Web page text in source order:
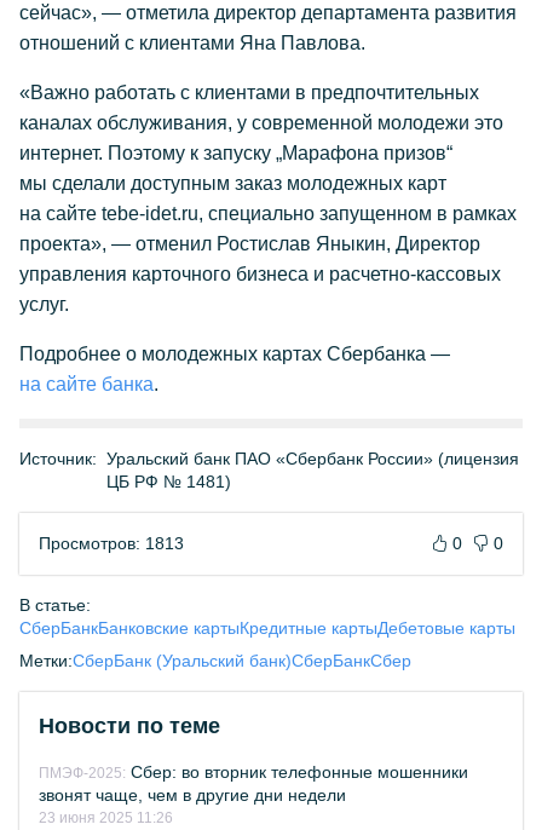
сейчас», — отметила директор департамента развития
отношений с клиентами Яна Павлова.
«Важно работать с клиентами в предпочтительных
каналах обслуживания, у современной молодежи это
интернет. Поэтому к запуску „Марафона призов“
мы сделали доступным заказ молодежных карт
на сайте tebe-idet.ru, специально запущенном в рамках
проекта», — отменил Ростислав Яныкин, Директор
управления карточного бизнеса и расчетно-кассовых
услуг.
Подробнее о молодежных картах Сбербанка —
на сайте банка.
Источник: Уральский банк ПАО «Сбербанк России» (лицензия
ЦБ РФ № 1481)
Просмотров: 1813 0 0
В статье:
СберБанкБанковские картыКредитные картыДебетовые карты
Метки:СберБанк (Уральский банк)СберБанкСбер
Новости по теме
ПМЭФ-2025: Сбер: во вторник телефонные мошенники
звонят чаще, чем в другие дни недели
23 июня 2025 11:26